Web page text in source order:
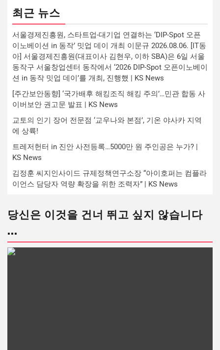
최근 뉴스
서울경제진흥원, 스타트업-대기업 연결하는 ‘DIP-Spot 오픈
이노베이션 in 동작’ 밋업 데이 개최 이문규 2026.08.06. [IT동
아] 서울경제진흥원(대표이사 김현우, 이하 SBA)은 6일 서울
동작구 서울창업센터 동작에서 ‘2026 DIP-Spot 오픈이노베이
션 in 동작 밋업 데이’를 개최, 진행했 | KS News
[주간보안동향] ‘국가배후 해킹조직 해킹 주의’…민관 합동 사
이버보안 권고문 발표 | KS News
교토의 인기 장어 전문점 ‘교우나와 본점’, 기온 야사카 지역
에 상륙!
트레저헌터 in 진안 사전등록…5000만 원 주인공은 누가? |
KS News
김정훈 씨지인사이드 규제정책연구소장 “아이호퍼는 컴플라
이언스 담당자 역량 확장을 위한 조력자” | KS News
당신은 이것을 건너 뛰고 싶지 않습니다
...